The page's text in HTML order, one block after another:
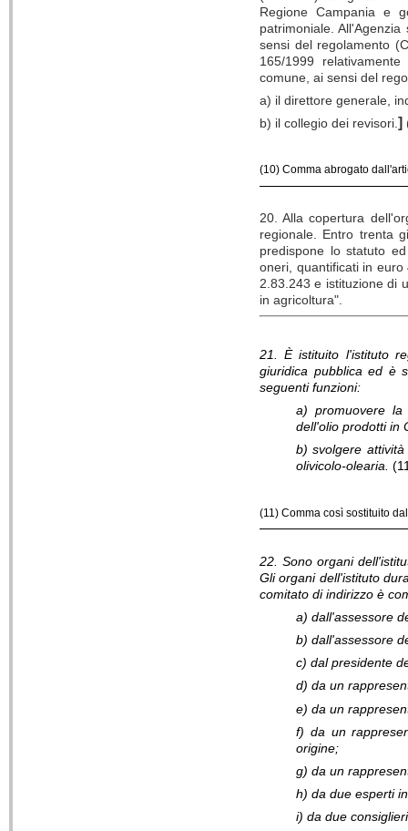
Regione Campania e
patrimoniale.
sensi del regolamento
165/1999
comune, ai sensi del
a) il direttore generale,
b) il collegio dei revisori. ]
(10) Comma abrogato
20. Alla copertura
regionale. Entro trenta
predispone lo statuto
oneri, quantificati in
2.83.243 e istituzione di
in agricoltura".
21. È istituito l'istituto
giuridica pubblica ed è
seguenti funzioni:
a) promuovere la
dell'olio prodotti in
b) svolgere
olivicolo-olearia.
(11) Comma così sostituito
22. Sono organi
Gli organi dell'istituto
comitato di indirizzo è
a) dall'assessore
b) dall'assessore
c) dal presidente
d) da un
e) da un
f) da un
origine;
g) da un
h) da due esperti
i) da due